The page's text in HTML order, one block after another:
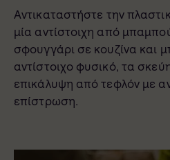
Αντικαταστήστε την
μία αντίστοιχη από
σφουγγάρι σε κουζίνα και
αντίστοιχο φυσικό, τα
επικάλυψη από τεφλόν με
επίστρωση.